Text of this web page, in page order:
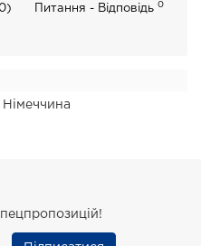
Питання - Відповідь 0
Німеччина